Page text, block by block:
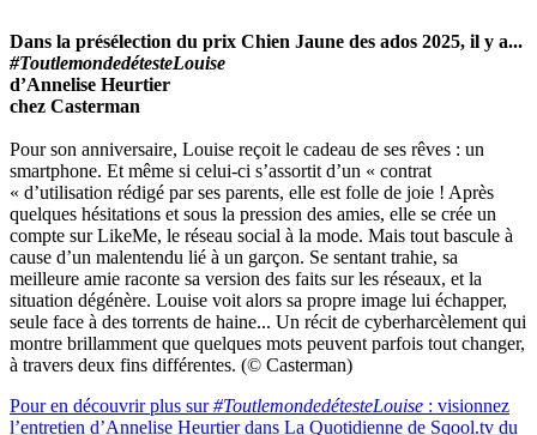
Dans la présélection du prix Chien Jaune des ados 2025, il y a...
#ToutlemondedétesteLouise
d’Annelise Heurtier
chez Casterman
Pour son anniversaire, Louise reçoit le cadeau de ses rêves : un
smartphone. Et même si celui-ci s’assortit d’un « contrat
« d’utilisation rédigé par ses parents, elle est folle de joie ! Après
quelques hésitations et sous la pression des amies, elle se crée un
compte sur LikeMe, le réseau social à la mode. Mais tout bascule à
cause d’un malentendu lié à un garçon. Se sentant trahie, sa
meilleure amie raconte sa version des faits sur les réseaux, et la
situation dégénère. Louise voit alors sa propre image lui échapper,
seule face à des torrents de haine... Un récit de cyberharcèlement qui
montre brillamment que quelques mots peuvent parfois tout changer,
à travers deux fins différentes. (© Casterman)
Pour en découvrir plus sur#ToutlemondedétesteLouise : visionnez
l’entretien d’Annelise Heurtier dans La Quotidienne de Sqool.tv du